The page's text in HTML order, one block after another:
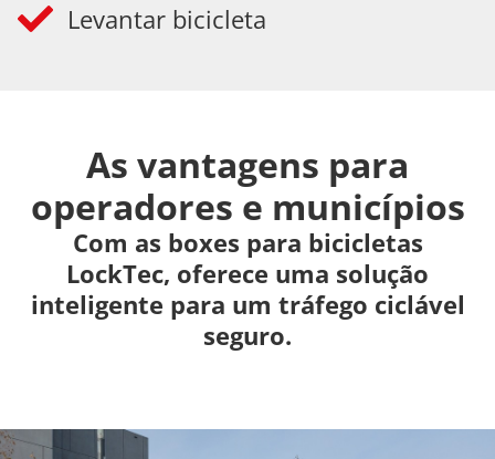
Levantar bicicleta
As vantagens para
operadores e municípios
Com as boxes para bicicletas
LockTec, oferece uma solução
inteligente para um tráfego ciclável
seguro.